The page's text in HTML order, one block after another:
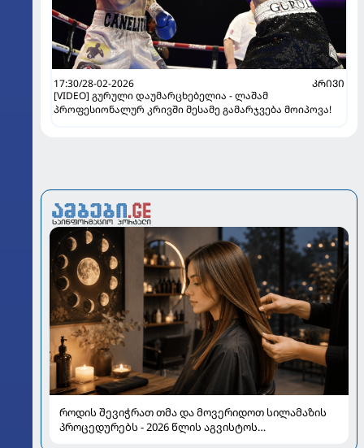
17:30/28-02-2026
ᲙᲠᲘᲕᲘ
[VIDEO] გურული დაუმარცხებელია - ლაშამ
პროფესიონალურ კრივში მესამე გამარჯვება მოიპოვა!
როდის შევიჭრათ თმა და მოვერიდოთ სილამაზის
პროცედურებს - 2026 წლის აგვისტოს